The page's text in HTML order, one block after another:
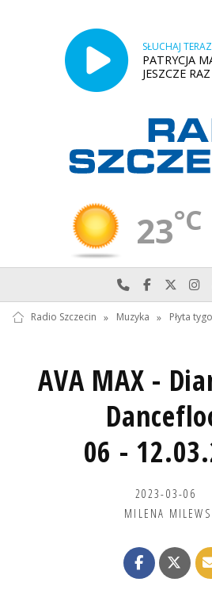
SŁUCHAJ TERAZ
PATRYCJA
JESZCZE RAZ
23°C
Najlepiej po
Odwiedź
Radio Szczecin » Muzyka » Płyta
AVA MAX -
06 -
2023-03-06
MILENA